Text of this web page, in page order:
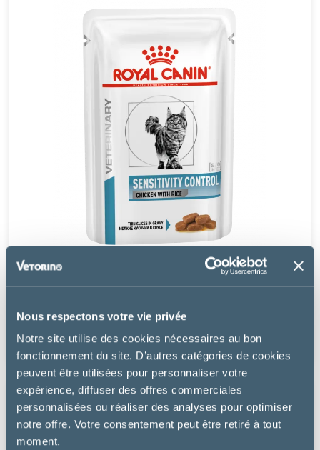
Nous respectons votre vie privée
Notre site utilise des cookies nécessaires au bon
fonctionnement du site. D’autres catégories de cookies
peuvent être utilisées pour personnaliser votre
expérience, diffuser des offres commerciales
personnalisées ou réaliser des analyses pour optimiser
notre offre. Votre consentement peut être retiré à tout
moment.
Royal Canin
SENSITIVITY CONTROL EN SAUCE – CHAT
23.49 €